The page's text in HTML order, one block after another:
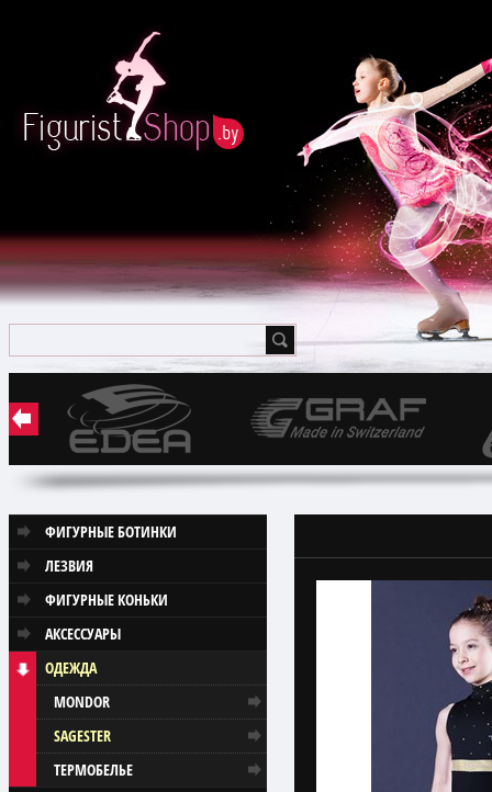
ФИГУРНЫЕ БОТИНКИ
ЛЕЗВИЯ
ФИГУРНЫЕ КОНЬКИ
АКСЕССУАРЫ
ОДЕЖДА
MONDOR
SAGESTER
ТЕРМОБЕЛЬЕ